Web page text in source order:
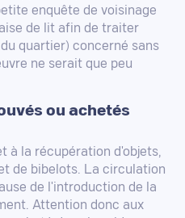
enquête de voisinage
de lit afin de traiter
quartier) concerné sans
ne serait que peu
ou achetés
à la récupération d'objets,
de bibelots. La circulation
de l'introduction de la
Attention donc aux